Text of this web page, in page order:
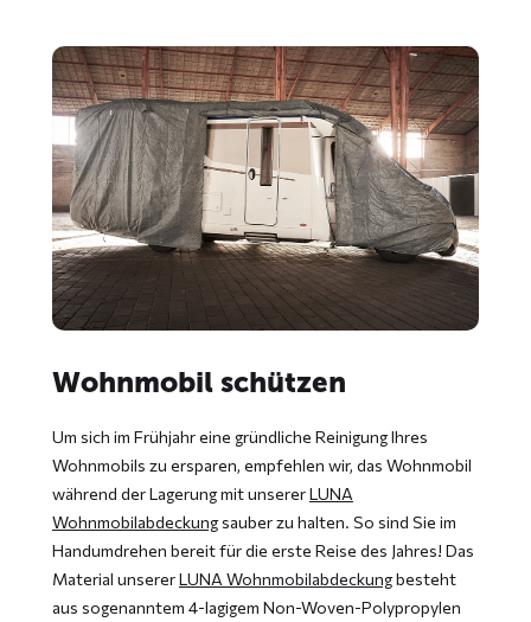
Wohnmobil schützen
Um sich im Frühjahr eine gründliche Reinigung Ihres
Wohnmobils zu ersparen, empfehlen wir, das Wohnmobil
während der Lagerung mit unsererLUNA
Wohnmobilabdeckungsauber zu halten. So sind Sie im
Handumdrehen bereit für die erste Reise des Jahres! Das
Material unsererLUNA Wohnmobilabdeckungbesteht
aus sogenanntem 4-lagigem Non-Woven-Polypropylen